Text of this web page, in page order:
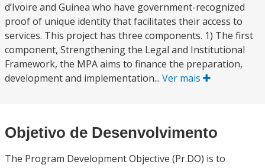
d’Ivoire and Guinea who have government-recognized
proof of unique identity that facilitates their access to
services. This project has three components. 1) The first
component, Strengthening the Legal and Institutional
Framework, the MPA aims to finance the preparation,
development and implementation... Ver mais
Objetivo de Desenvolvimento
The Program Development Objective (Pr.DO) is to